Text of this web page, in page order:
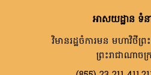
អាសយដ្ឋាន ទំ
វិមានរដ្ឋចំការមន មហាវិថីព្រ
ព្រះរាជាណាចក្